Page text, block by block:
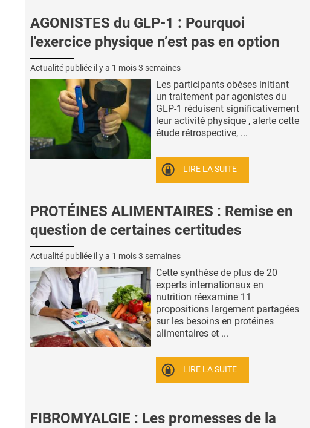
AGONISTES du GLP-1 : Pourquoi
l'exercice physique n’est pas en option
Actualité publiée il y a 1 mois 3 semaines
Les participants obèses initiant
un traitement par agonistes du
GLP-1 réduisent significativement
leur activité physique , alerte cette
étude rétrospective, ...
LIRE LA SUITE
PROTÉINES ALIMENTAIRES : Remise en
question de certaines certitudes
Actualité publiée il y a 1 mois 3 semaines
Cette synthèse de plus de 20
experts internationaux en
nutrition réexamine 11
propositions largement partagées
sur les besoins en protéines
alimentaires et ...
LIRE LA SUITE
FIBROMYALGIE : Les promesses de la